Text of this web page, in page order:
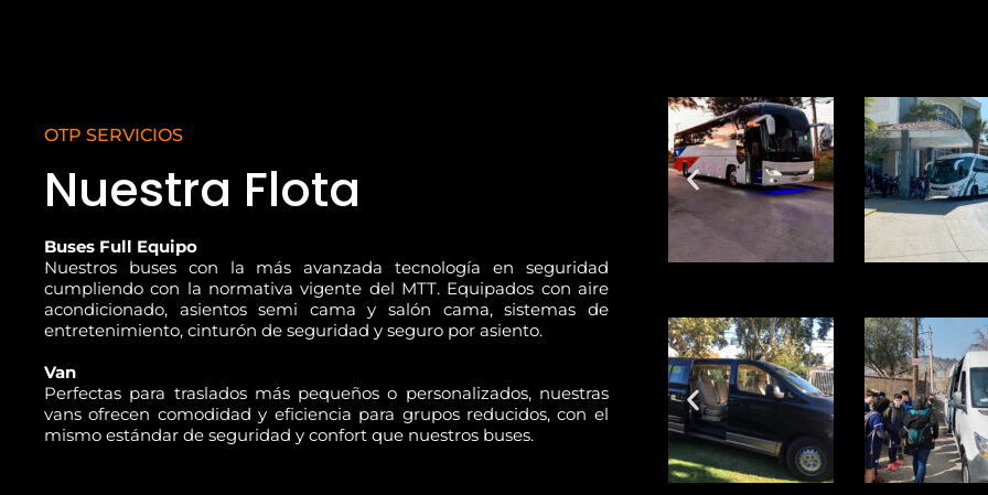
OTP SERVICIOS
Nuestra Flota
Buses Full Equipo
Nuestros buses con la más avanzada tecnología en seguridad
cumpliendo con la normativa vigente del MTT. Equipados con aire
acondicionado, asientos semi cama y salón cama, sistemas de
entretenimiento, cinturón de seguridad y seguro por asiento.
Van
Perfectas para traslados más pequeños o personalizados, nuestras
vans ofrecen comodidad y eficiencia para grupos reducidos, con el
mismo estándar de seguridad y confort que nuestros buses.